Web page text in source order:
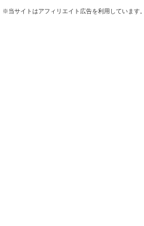
※当サイトはアフィリエイト広告を利用しています。